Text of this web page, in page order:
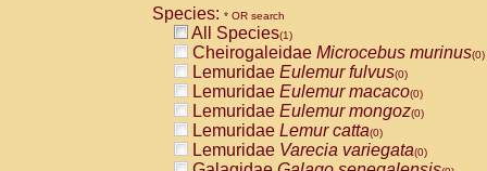
Species: * OR search
All Species(1)
Cheirogaleidae Microcebus murinus(0)
Lemuridae Eulemur fulvus(0)
Lemuridae Eulemur macaco(0)
Lemuridae Eulemur mongoz(0)
Lemuridae Lemur catta(0)
Lemuridae Varecia variegata(0)